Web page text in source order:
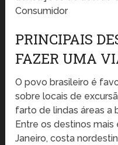
Consumidor
PRINCIPAIS
FAZER UMA
O povo brasileiro é
sobre locais de
farto de lindas áreas a
Entre os destinos
Janeiro, costa